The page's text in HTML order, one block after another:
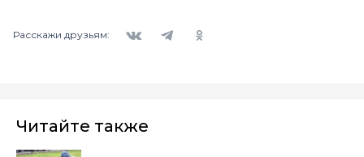
Расскажи друзьям:
Читайте также